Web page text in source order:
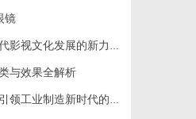
镜
视文化发展的新力量
与效果全解析
工业制造新时代的利器